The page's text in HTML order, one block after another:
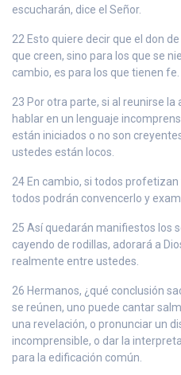
escucharán, dice el Señor.
22 Esto quiere decir que el don
que creen, sino para los que se
cambio, es para los que tienen fe.
23 Por otra parte, si al reunirse
hablar en un lenguaje
están iniciados o no son
ustedes están locos.
24 En cambio, si todos
todos podrán convencerlo y
25 Así quedarán manifiestos los
cayendo de rodillas, adorará a
realmente entre ustedes.
26 Hermanos, ¿qué conclusión
se reúnen, uno puede cantar
una revelación, o pronunciar un
incomprensible, o dar la
para la edificación común.